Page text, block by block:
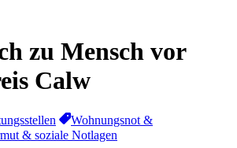
zu Mensch vor
Calw
Wohnungsnot &
& soziale Notlagen